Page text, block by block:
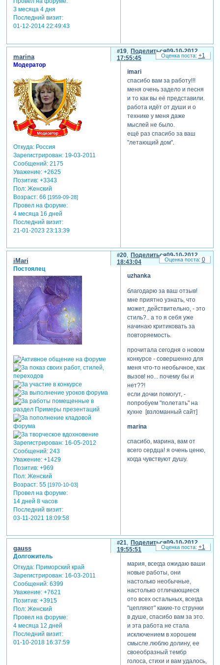
3 месяца 4 дня
Последний визит:
01-12-2014 22:49:43
Поделиться
19
09-10-2012
17:55:45
marina
Модератор
Откуда:Россия
Зарегистрирован: 19-03-2011
Сообщений:2175
Уважение: +2625
Позитив: +3343
Пол:Женский
Возраст:66 [1959-09-28]
Провел на форуме:
4 месяца 16 дней
Последний визит:
21-01-2023 23:13:39
imari
спасибо вам за работу!!!
меня очень задело и песня
и то как вы её представили.
работа идёт от души и о
технике у меня даже
мыслей не было.
ещё раз спасибо за ваш
"летающий дом".
+1
Поделиться
20
09-10-2012
18:43:04
iMari
Постоялец
Зарегистрирован: 16-05-2012
Сообщений:243
Уважение: +1429
Позитив: +969
Пол:Женский
Возраст:55 [1970-10-03]
Провел на форуме:
14 дней 8 часов
Последний визит:
03-11-2021 18:09:58
uzhanka
благодарю за ваш отзыв!
мне приятно узнать, что
может, действительно, - это
стиль?.. а то я себя уже
начинаю критиковать за
повторяемость.
прочитала сегодня о новом
конкурсе - совершенно для
меня что-то необычное, как
вызов! но... почему бы и
нет??!
если дочки помогут, -
попробуем "полетать" на
кухне [взломанный сайт]
marina
спасибо, марина, вам от
всего сердца! я очень ценю,
когда чувствуют душу.
0
Поделиться
21
09-10-2012
19:55:51
gauss
Долгожитель
Откуда:Приморский край
Зарегистрирован: 16-03-2011
Сообщений:6399
Уважение: +7621
Позитив: +3915
Пол:Женский
Провел на форуме:
4 месяца 12 дней
Последний визит:
01-10-2018 16:37:59
мария, всегда ожидаю ваши
новые работы, они
настолько необычные,
настолько отличающиеся
ото всех остальных, всегда
"цепляют" какие-то струнки
в душе, спасибо вам за это.
и эта работа не стала
исключением в хорошем
смысле.люблю долину, ее
своеобразный тембр
голоса, стихи и вам удалось,
+1